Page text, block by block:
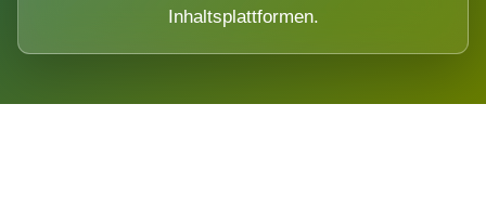
Inhaltsplattformen.